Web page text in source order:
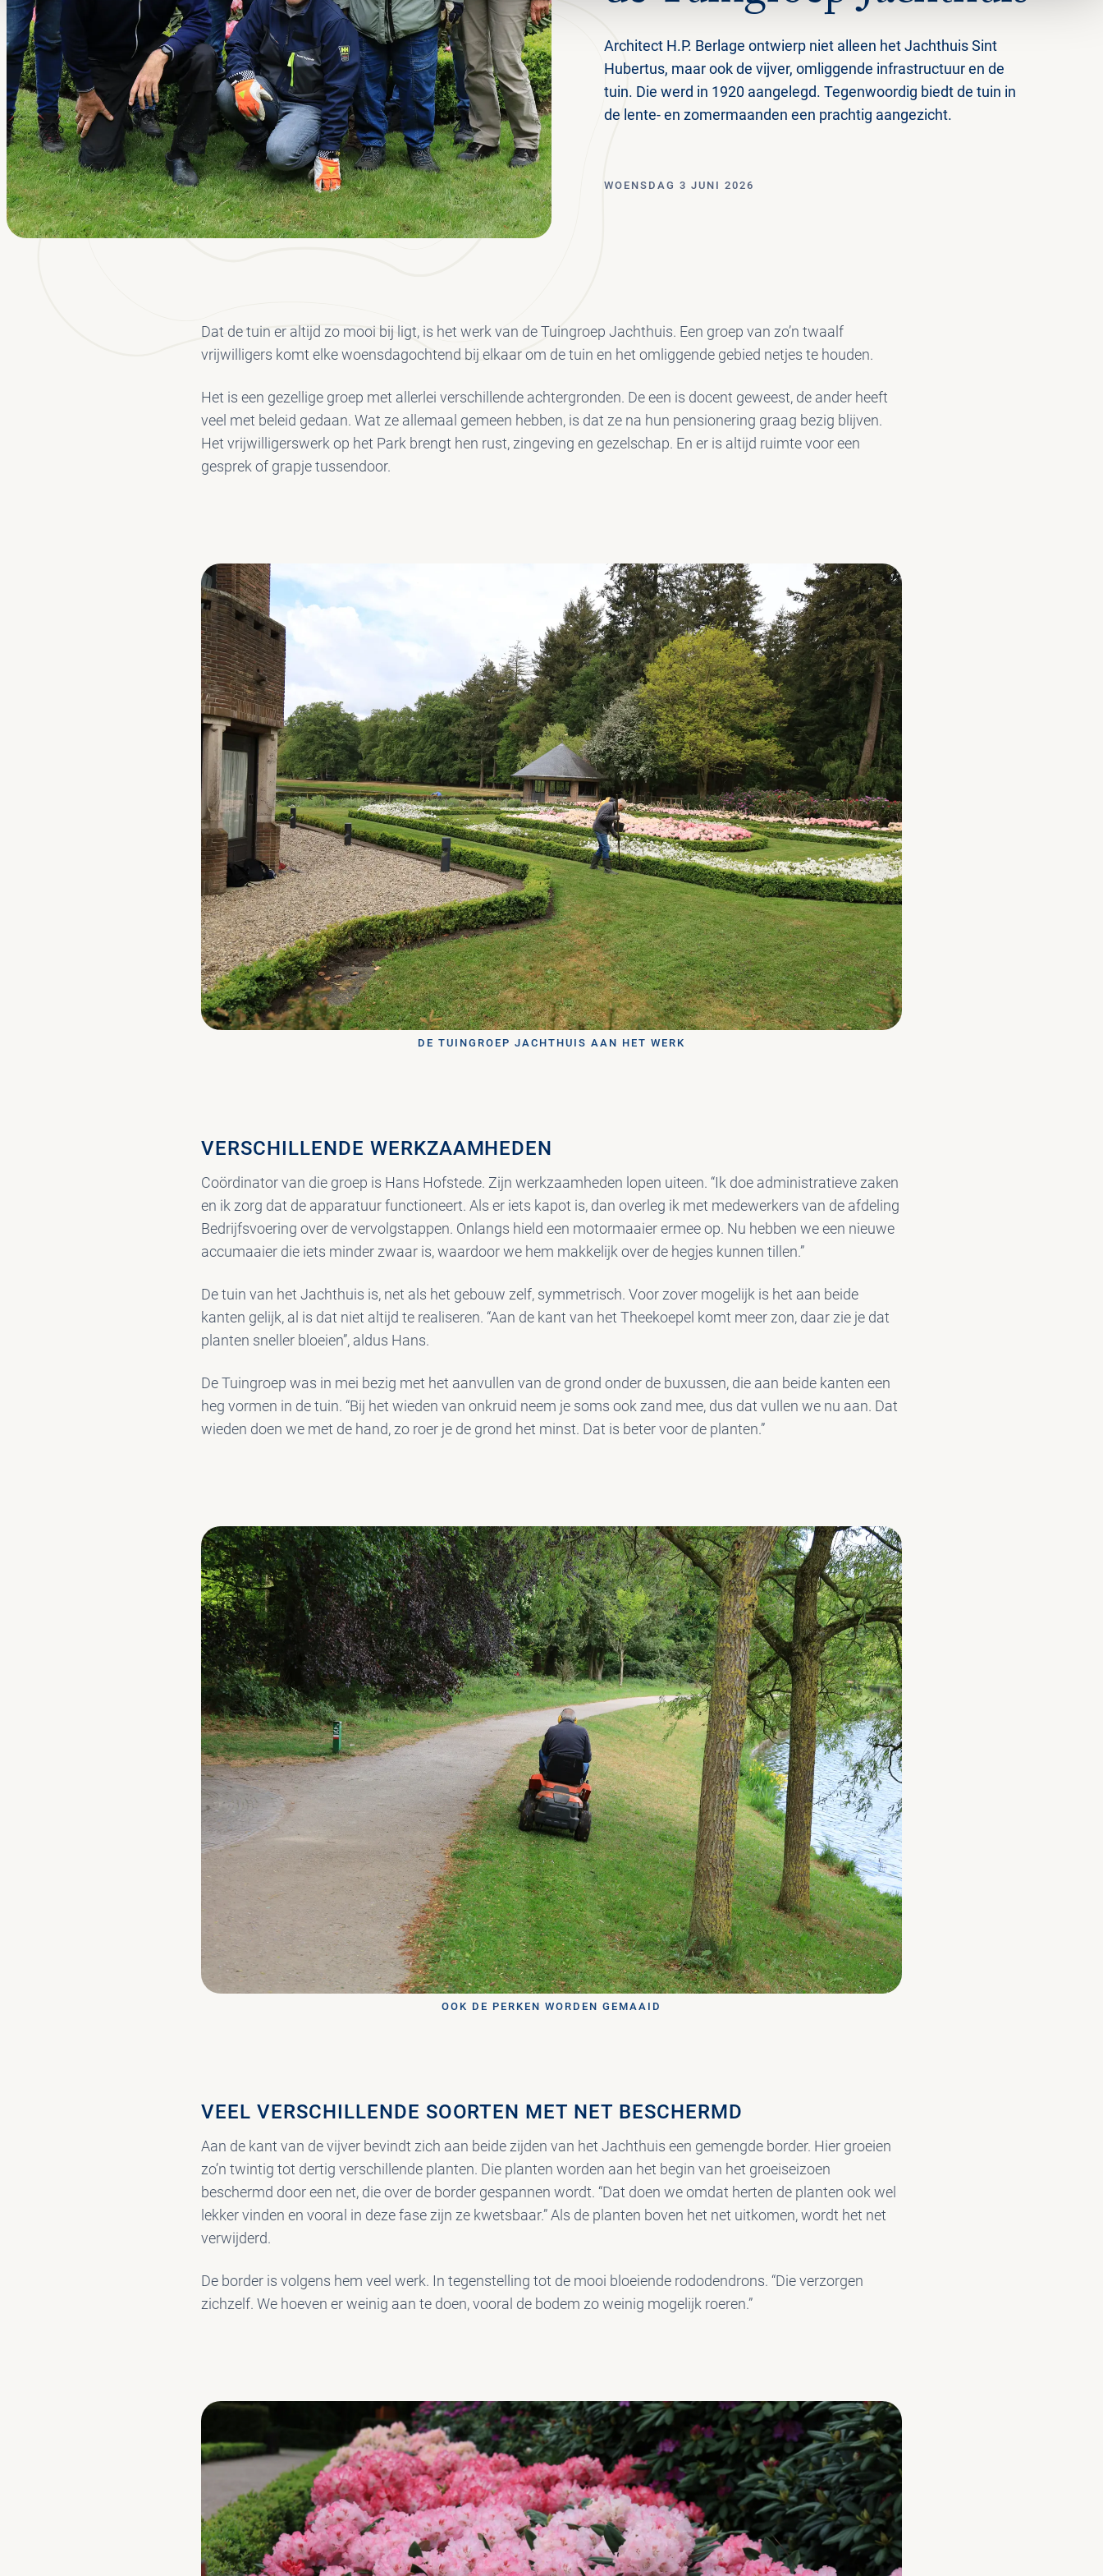
Architect H.P. Berlage ontwierp niet alleen het Jachthuis Sint
Hubertus, maar ook de vijver, omliggende infrastructuur en de
tuin. Die werd in 1920 aangelegd. Tegenwoordig biedt de tuin in
de lente- en zomermaanden een prachtig aangezicht.
WOENSDAG 3 JUNI 2026
Dat de tuin er altijd zo mooi bij ligt, is het werk van de Tuingroep Jachthuis. Een groep van zo’n twaalf
vrijwilligers komt elke woensdagochtend bij elkaar om de tuin en het omliggende gebied netjes te houden.
Het is een gezellige groep met allerlei verschillende achtergronden. De een is docent geweest, de ander heeft
veel met beleid gedaan. Wat ze allemaal gemeen hebben, is dat ze na hun pensionering graag bezig blijven.
Het vrijwilligerswerk op het Park brengt hen rust, zingeving en gezelschap. En er is altijd ruimte voor een
gesprek of grapje tussendoor.
DE TUINGROEP JACHTHUIS AAN HET WERK
VERSCHILLENDE WERKZAAMHEDEN
Coördinator van die groep is Hans Hofstede. Zijn werkzaamheden lopen uiteen. “Ik doe administratieve zaken
en ik zorg dat de apparatuur functioneert. Als er iets kapot is, dan overleg ik met medewerkers van de afdeling
Bedrijfsvoering over de vervolgstappen. Onlangs hield een motormaaier ermee op. Nu hebben we een nieuwe
accumaaier die iets minder zwaar is, waardoor we hem makkelijk over de hegjes kunnen tillen.”
De tuin van het Jachthuis is, net als het gebouw zelf, symmetrisch. Voor zover mogelijk is het aan beide
kanten gelijk, al is dat niet altijd te realiseren. “Aan de kant van het Theekoepel komt meer zon, daar zie je dat
planten sneller bloeien”, aldus Hans.
De Tuingroep was in mei bezig met het aanvullen van de grond onder de buxussen, die aan beide kanten een
heg vormen in de tuin. “Bij het wieden van onkruid neem je soms ook zand mee, dus dat vullen we nu aan. Dat
wieden doen we met de hand, zo roer je de grond het minst. Dat is beter voor de planten.”
OOK DE PERKEN WORDEN GEMAAID
VEEL VERSCHILLENDE SOORTEN MET NET BESCHERMD
Aan de kant van de vijver bevindt zich aan beide zijden van het Jachthuis een gemengde border. Hier groeien
zo’n twintig tot dertig verschillende planten. Die planten worden aan het begin van het groeiseizoen
beschermd door een net, die over de border gespannen wordt. “Dat doen we omdat herten de planten ook wel
lekker vinden en vooral in deze fase zijn ze kwetsbaar.” Als de planten boven het net uitkomen, wordt het net
verwijderd.
De border is volgens hem veel werk. In tegenstelling tot de mooi bloeiende rododendrons. “Die verzorgen
zichzelf. We hoeven er weinig aan te doen, vooral de bodem zo weinig mogelijk roeren.”